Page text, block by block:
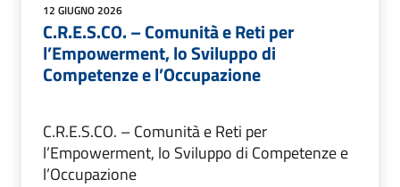
12 GIUGNO 2026
C.R.E.S.CO. – Comunità e Reti per
l’Empowerment, lo Sviluppo di
Competenze e l’Occupazione
C.R.E.S.CO. – Comunità e Reti per
l’Empowerment, lo Sviluppo di Competenze e
l’Occupazione